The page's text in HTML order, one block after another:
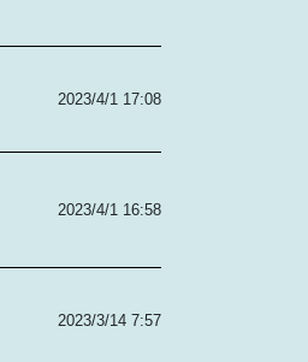
2023/4/1 17:08
2023/4/1 16:58
2023/3/14 7:57